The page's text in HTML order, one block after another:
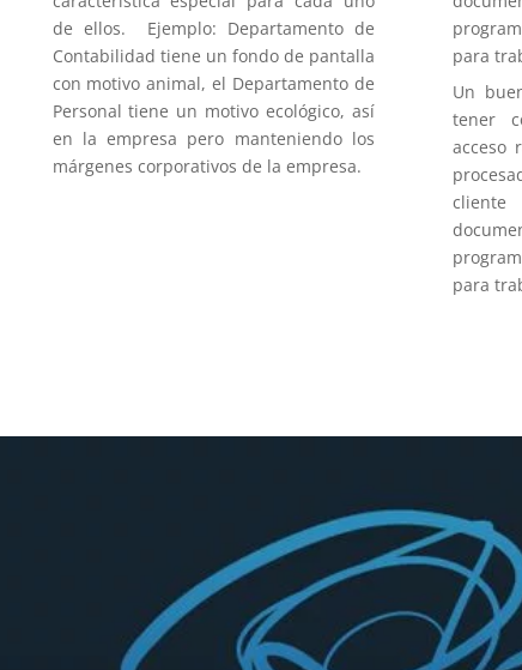
de ellos. Ejemplo: Departamento de
Contabilidad tiene un fondo de pantalla
con motivo animal, el Departamento de
Personal tiene un motivo ecológico, así
en la empresa pero manteniendo los
márgenes corporativos de la empresa.
para
Un
tener
acceso
para